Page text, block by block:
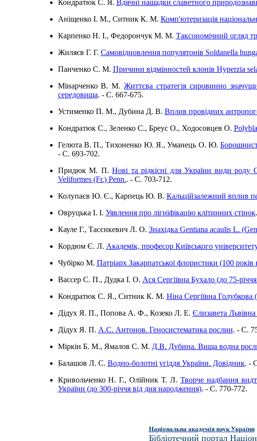
Кондратюк С. Я. Вдячні нашадки славетного
Аніщенко І. М., Ситник К. М. Комп'ютеризація
Карпенко Н. І., Федорончук М. М. Таксономічний огляд
Жиляєв Г. Г. Самовідновлення популятонів Soldanella
Панченко С. М. Причини відмінностей клонів Hyperzia
Мінарченко В. М.Життєва стратегія сировинно
середовища. - C. 667-675.
Устименко П. М., Дубина Д. В. Вплив провідних
Кондратюк С., Зеленко С., Бреус О., Ходосовцев О.
Гелюта В. П., Тихоненко Ю. Я., Уманець О. Ю.
- C. 693-702.
Придюк М. П.Нові та рідкісні для України види
Veliformes (Fr.) Penn.. - C. 703-712.
Колупаєв Ю. Є., Карпець Ю. В. Кальційзалежний вплив
Овруцька І. І. Уявлення про лігніфікацію клітинних стінок
Кауле Г., Тасєнкевич Л. О. Знахідка Gentiana acaulis L.
Кордюм Є. Л. Академік, професор Київського
Чубірко М. Патріарх Закарпатської флористики (100
Вассер С. П., Дудка І. О. Ася Сергіївна Бухало (до 75-
Кондратюк С. Я., Ситник К. М. Ніна Сергіївна
Дідух Я. П., Попова А. Ф., Козеко Л. Е. Єлизавета
Дідух Я. П. А.С. Антонов. Геносистематика рослин. - C.
Міркін Б. М., Ямалов С. М. Д.В. Дубина. Вища водна
Балашов Л. С. Водно-болотні угіддя України. Довідник. -
Кривольченко Н. Г., Олійник Т. Л.Творче надбання
України (до 300-річчя від дня народження). - C. 770-772.
Національна академія наук України
Бібліотечний портал